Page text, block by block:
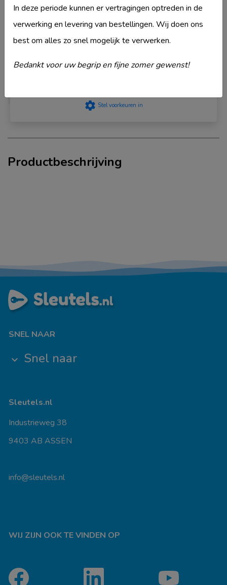
Productbeschrijving
Buitenmaat
56
Gevarenfunctie
remove
Merk
Mauer
Model
MLS
Veiligheidsklasse
SKG2
SNEL NAAR
keyboard_arrow_down Snel naar
Sleutels.nl
Industrieweg 38
9403 AB ASSEN
info@sleutels.nl
WIJ ZIJN OOK TE VINDEN OP
In deze periode kunnen er vertragingen optreden in de
verwerking en levering van bestellingen. Wij doen ons
best om alles zo snel mogelijk te verwerken.
Bedankt voor uw begrip en fijne zomer gewenst!
Niet geclassificeerd
settings Stel voorkeuren in